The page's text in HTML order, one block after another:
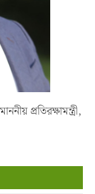
প্রতিরক্ষামন্ত্রী,